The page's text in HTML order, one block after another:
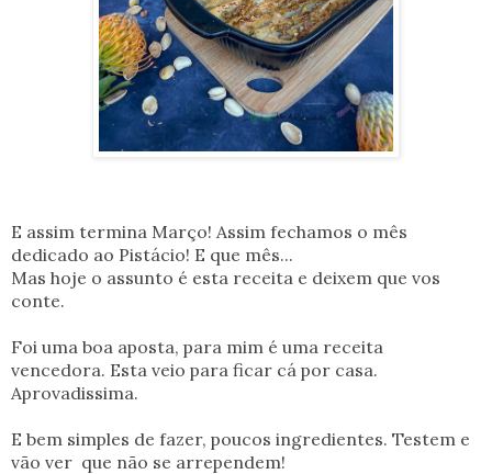
E assim termina Março! Assim fechamos o mês
dedicado ao Pistácio! E que mês...
Mas hoje o assunto é esta receita e deixem que vos
conte.
Foi uma boa aposta, para mim é uma receita
vencedora. Esta veio para ficar cá por casa.
Aprovadissima.
E bem simples de fazer, poucos ingredientes. Testem e
vão ver que não se arrependem!